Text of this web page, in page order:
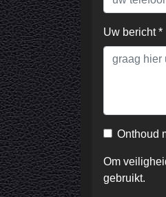
Uw bericht *
Onthoud
Om
gebruikt.